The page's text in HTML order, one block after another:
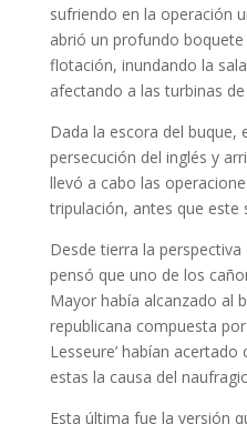
sufriendo en la operación
abrió un profundo
flotación, inundando la
afectando a las turbinas
Dada la escora del buque,
persecución del inglés y
llevó a cabo las
tripulación, antes que este
Desde tierra la
pensó que uno de los
Mayor había alcanzado al
republicana compuesta
Lesseure’ habían
estas la causa del
Esta última fue la versión